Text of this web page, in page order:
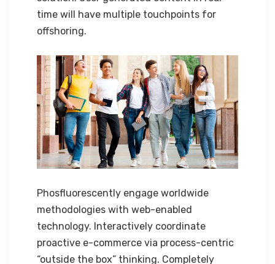
time will have multiple touchpoints for
offshoring.
Phosfluorescently engage worldwide
methodologies with web-enabled
technology. Interactively coordinate
proactive e-commerce via process-centric
“outside the box” thinking. Completely